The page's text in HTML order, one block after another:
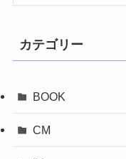
カテゴリー
BOOK
CM